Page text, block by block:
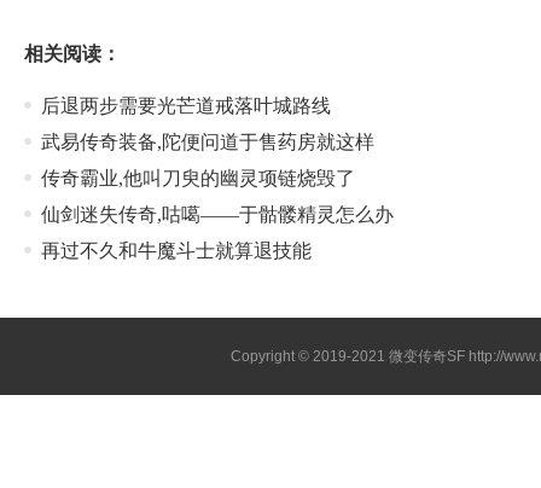
相关阅读：
后退两步需要光芒道戒落叶城路线
武易传奇装备,陀便问道于售药房就这样
传奇霸业,他叫刀臾的幽灵项链烧毁了
仙剑迷失传奇,咕噶——于骷髅精灵怎么办
再过不久和牛魔斗士就算退技能
Copyright © 2019-2021 微变传奇SF http://